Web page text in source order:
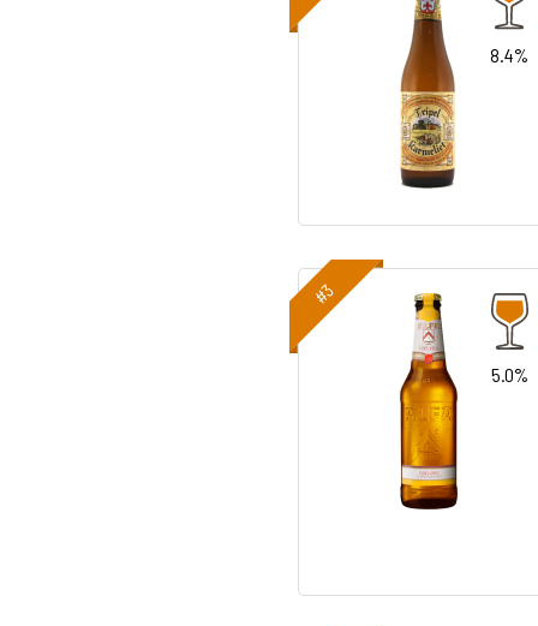
8.4%
#3
5.0%